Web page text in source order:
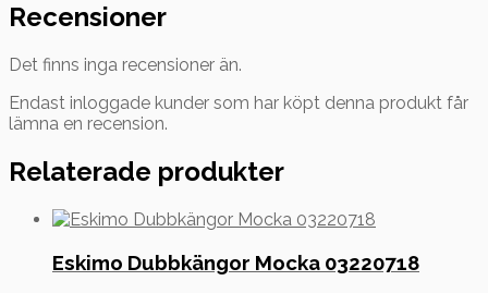
Recensioner
Det finns inga recensioner än.
Endast inloggade kunder som har köpt denna produkt får
lämna en recension.
Relaterade produkter
Eskimo Dubbkängor Mocka 03220718